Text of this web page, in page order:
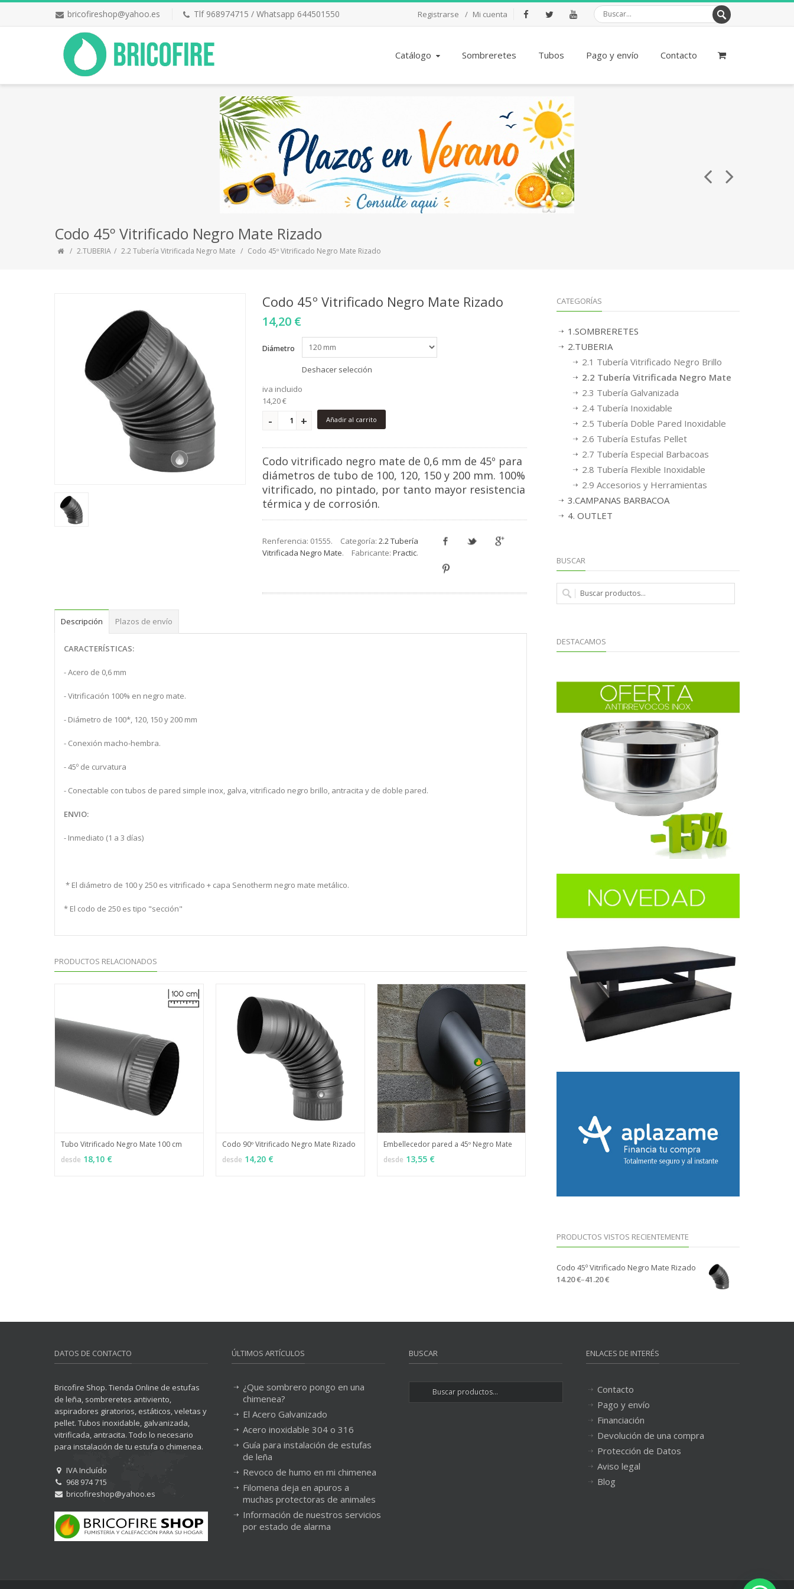
bricofireshop@yahoo.es Tlf 968974715 / Whatsapp 644501550 Registrarse Mi cuenta
Catálogo Sombreretes Tubos Pago y envío Contacto
Codo 45º Vitrificado Negro Mate Rizado
2.TUBERIA 2.2 Tubería Vitrificada Negro Mate Codo 45º Vitrificado Negro Mate Rizado
Codo 45º Vitrificado Negro Mate Rizado
14,20 €
Diámetro
Deshacer selección
iva incluido
14,20 €
Añadir al carrito
Codo vitrificado negro mate de 0,6 mm de 45º para
diámetros de tubo de 100, 120, 150 y 200 mm. 100%
vitrificado, no pintado, por tanto mayor resistencia
térmica y de corrosión.
Renferencia: 01555. Categoría: 2.2 Tubería
Vitrificada Negro Mate. Fabricante: Practic.
Descripción Plazos de envío
CARACTERÍSTICAS:
- Acero de 0,6 mm
- Vitrificación 100% en negro mate.
- Diámetro de 100*, 120, 150 y 200 mm
- Conexión macho-hembra.
- 45º de curvatura
- Conectable con tubos de pared simple inox, galva, vitrificado negro brillo, antracita y de doble pared.
ENVIO:
- Inmediato (1 a 3 días)
* El diámetro de 100 y 250 es vitrificado + capa Senotherm negro mate metálico.
* El codo de 250 es tipo "sección"
PRODUCTOS RELACIONADOS
VER OPCIONES
Tubo Vitrificado Negro Mate 100 cm
desde 18,10 € VER OPCIONES
Codo 90º Vitrificado Negro Mate Rizado
desde 14,20 € VER OPCIONES
Embellecedor pared a 45º Negro Mate
desde 13,55 €
CATEGORÍAS
1.SOMBRERETES
2.TUBERIA
2.1 Tubería Vitrificado Negro Brillo
2.2 Tubería Vitrificada Negro Mate
2.3 Tubería Galvanizada
2.4 Tubería Inoxidable
2.5 Tubería Doble Pared Inoxidable
2.6 Tubería Estufas Pellet
2.7 Tubería Especial Barbacoas
2.8 Tubería Flexible Inoxidable
2.9 Accesorios y Herramientas
3.CAMPANAS BARBACOA
4. OUTLET
BUSCAR
DESTACAMOS
PRODUCTOS VISTOS RECIENTEMENTE
Codo 45º Vitrificado Negro Mate Rizado
14.20 €–41.20 €
DATOS DE CONTACTO
Bricofire Shop. Tienda Online de estufas
de leña, sombreretes antiviento,
aspiradores giratorios, estáticos, veletas y
pellet. Tubos inoxidable, galvanizada,
vitrificada, antracita. Todo lo necesario
para instalación de tu estufa o chimenea.
IVA Incluído
968 974 715
bricofireshop@yahoo.es
ÚLTIMOS ARTÍCULOS
¿Que sombrero pongo en una
chimenea?
El Acero Galvanizado
Acero inoxidable 304 o 316
Guía para instalación de estufas
de leña
Revoco de humo en mi chimenea
Filomena deja en apuros a
muchas protectoras de animales
Información de nuestros servicios
por estado de alarma
BUSCAR ENLACES DE INTERÉS
Contacto
Pago y envío
Financiación
Devolución de una compra
Protección de Datos
Aviso legal
Blog